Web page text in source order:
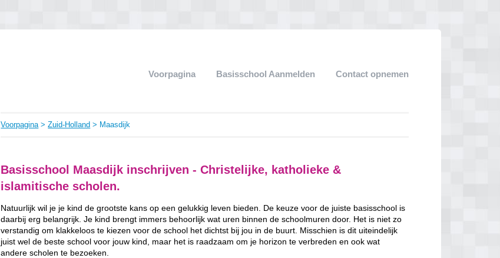
Voorpagina Basisschool Aanmelden Contact opnemen
Voorpagina>Zuid-Holland > Maasdijk
Basisschool Maasdijk inschrijven - Christelijke, katholieke &
islamitische scholen.
Natuurlijk wil je je kind de grootste kans op een gelukkig leven bieden. De keuze voor de juiste basisschool is
daarbij erg belangrijk. Je kind brengt immers behoorlijk wat uren binnen de schoolmuren door. Het is niet zo
verstandig om klakkeloos te kiezen voor de school het dichtst bij jou in de buurt. Misschien is dit uiteindelijk
juist wel de beste school voor jouw kind, maar het is raadzaam om je horizon te verbreden en ook wat
andere scholen te bezoeken.